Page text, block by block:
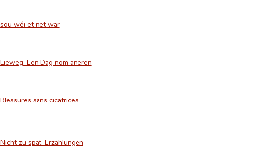
sou wéi et net war
Lieweg. Een Dag nom aneren
Blessures sans cicatrices
Nicht zu spät. Erzählungen